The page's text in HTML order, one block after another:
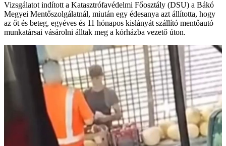
Vizsgálatot indított a Katasztrófavédelmi Főosztály (DSU) a Bákó
Megyei Mentőszolgálatnál, miután egy édesanya azt állította, hogy
az őt és beteg, egyéves és 11 hónapos kislányát szállító mentőautó
munkatársai vásárolni álltak meg a kórházba vezető úton.